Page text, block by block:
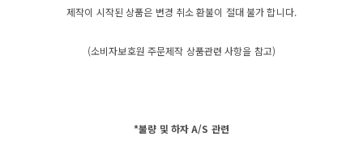
제작이 시작된 상품은 변경 취소 환불이 절대 불가 합니다.
(소비자보호원 주문제작 상품관련 사항을 참고)
*불량 및 하자 A/S 관련